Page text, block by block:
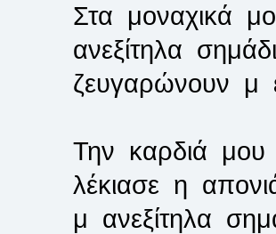
Στα μοναχικά
ανεξίτηλα
ζευγαρώνουν μ
Την καρδιά
λέκιασε η
μ ανεξίτηλα